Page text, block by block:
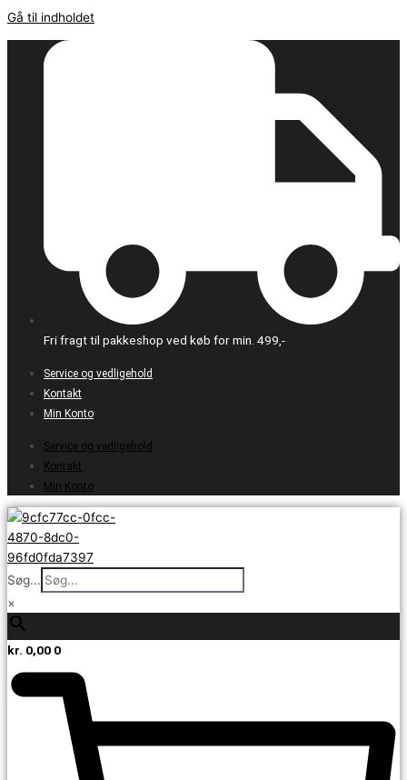
Gå til indholdet
Fri fragt til pakkeshop ved køb for min. 499,-
Service og vedligehold
Kontakt
Min Konto
Service og vedligehold
Kontakt
Min Konto
Søg...
×
kr. 0,00 0